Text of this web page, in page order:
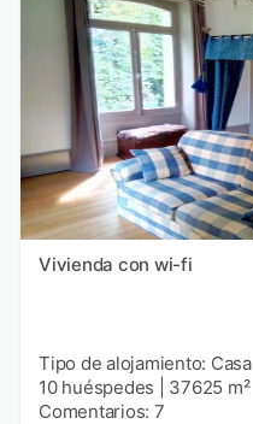
Vivienda con wi-fi
Tipo de alojamiento: Casa
10 huéspedes
37625 m²
Comentarios: 7